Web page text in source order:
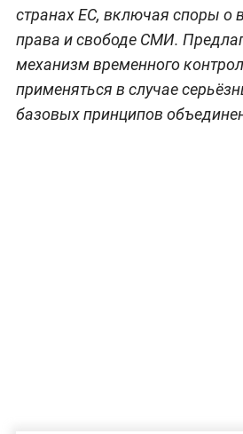
странах ЕС, включая споры о
права и свободе СМИ.
механизм временного
применяться в случае
базовых принципов